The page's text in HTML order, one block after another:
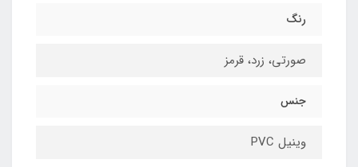
رنگ
صورتی، زرد، قرمز
جنس
وینیل PVC